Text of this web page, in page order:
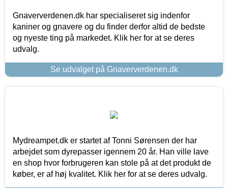
Gnaververdenen.dk har specialiseret sig indenfor
kaniner og gnavere og du finder derfor altid de bedste
og nyeste ting på markedet. Klik her for at se deres
udvalg.
Se udvalget på Gnaververdenen.dk
Mydreampet.dk er startet af Tonni Sørensen der har
arbejdet som dyrepasser igennem 20 år. Han ville lave
en shop hvor forbrugeren kan stole på at det produkt de
køber, er af høj kvalitet. Klik her for at se deres udvalg.